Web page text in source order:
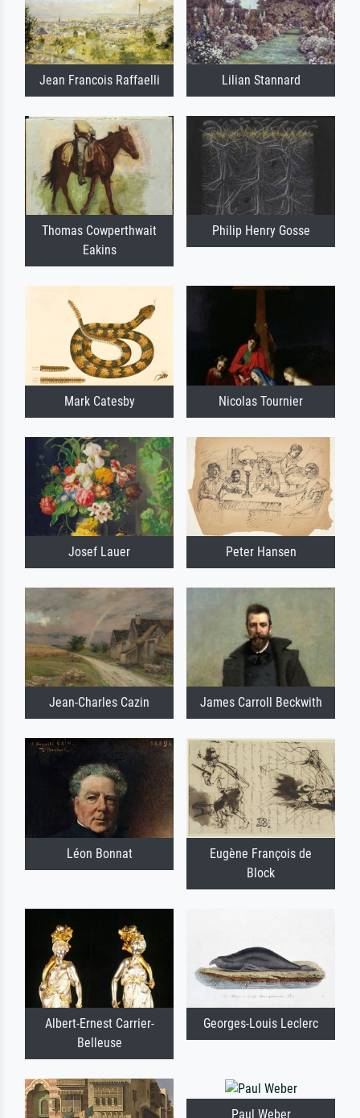
Jean Francois Raffaelli Lilian Stannard
Thomas Cowperthwait
Eakins
Philip Henry Gosse
Mark Catesby Nicolas Tournier
Josef Lauer Peter Hansen
Jean-Charles Cazin James Carroll Beckwith
Léon Bonnat
Eugène François de
Block
Albert-Ernest Carrier-
Belleuse
Georges-Louis Leclerc
Paul Weber